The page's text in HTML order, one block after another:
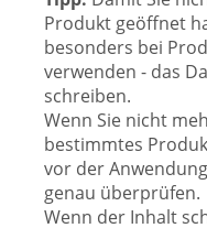
Produkt geöffnet
besonders bei
verwenden - das
schreiben.
Wenn Sie nicht
bestimmtes
vor der
genau überprüfen.
Wenn der Inhalt